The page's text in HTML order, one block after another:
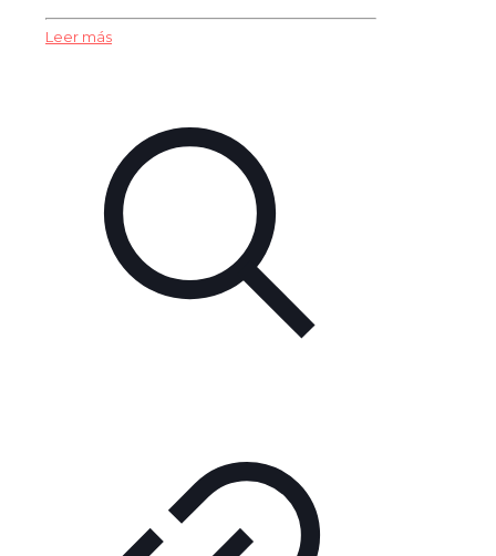
Leer más